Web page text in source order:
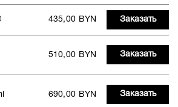
435,00 BYN Заказать
510,00 BYN Заказать
690,00 BYN Заказать